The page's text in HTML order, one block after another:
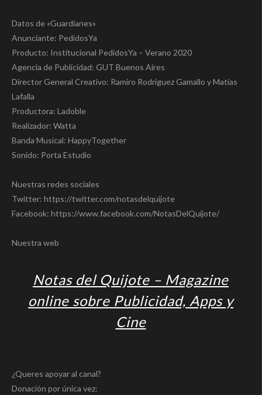
Datos de «Guardianes»
Anunciante: PedidosYa
Producto: Institucional PedidosYa – Verano 2020
Agencia de Publicidad: GUT Buenos Aires
Director General Creativo: Ramiro Rodriguez Gamallo y Matias
Lafalla
Productora: Ladoble
Realizador: Watta
Banda Musical: HappyTogether
Sonido: Porta Estudio
Nuestras redes sociales
Twitter: https://twitter.com/notasdelquijote
Facebook: https://www.facebook.com/NotasDelQuijote/
Nuestra web
Notas del Quijote – Magazine
online sobre Publicidad, Apps y
Cine
¿Queres apoyar al canal?
Donación por única vez: